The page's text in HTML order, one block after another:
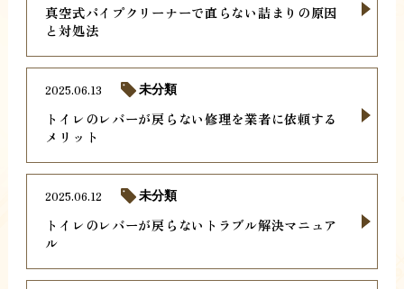
真空式パイプクリーナーで直らない詰まりの原因
と対処法
トイレのレバーが戻らない修理を業者に依頼する
メリット
2025.06.13 未分類
トイレのレバーが戻らないトラブル解決マニュア
ル
2025.06.12 未分類